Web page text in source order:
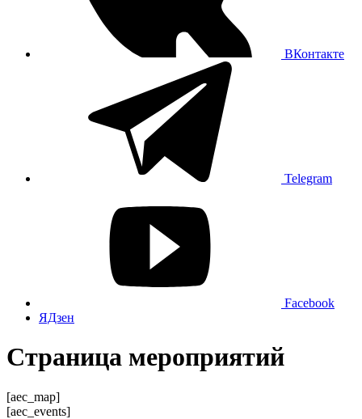
ВКонтакте
Telegram
Facebook
ЯДзен
Страница мероприятий
[aec_map]
[aec_events]